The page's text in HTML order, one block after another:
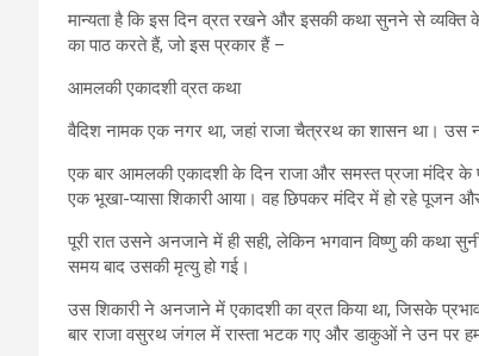
मान्यता है कि इस दिन व्रत रखने और इसकी कथा सुनने से व्यक्ति के
का पाठ करते हैं, जो इस प्रकार हैं –
आमलकी एकादशी व्रत कथा
वैदिश नामक एक नगर था, जहां राजा चैत्ररथ का शासन था। उस
एक बार आमलकी एकादशी के दिन राजा और समस्त प्रजा मंदिर
एक भूखा-प्यासा शिकारी आया। वह छिपकर मंदिर में हो रहे पूजन
पूरी रात उसने अनजाने में ही सही, लेकिन भगवान विष्णु की
समय बाद उसकी मृत्यु हो गई।
उस शिकारी ने अनजाने में एकादशी का व्रत किया था, जिसके
बार राजा वसुरथ जंगल में रास्ता भटक गए और डाकुओं ने उन पर